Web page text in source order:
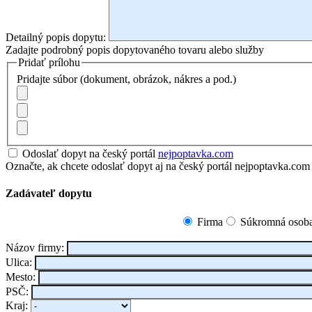
Detailný popis dopytu:
Zadajte podrobný popis dopytovaného tovaru alebo služby
Pridať prílohu
Pridajte súbor (dokument, obrázok, nákres a pod.)
Odoslať dopyt na český portál nejpoptavka.com
Označte, ak chcete odoslať dopyt aj na český portál nejpoptavka.com
Zadávateľ dopytu
Firma Súkromná
Názov firmy:
Ulica:
Mesto:
PSČ:
Kraj: